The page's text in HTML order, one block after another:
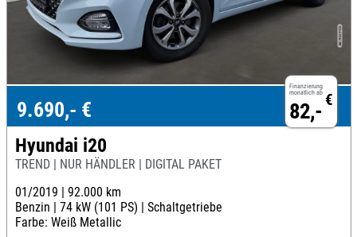
Finanzierung
monatlich ab €
82,-
9.690,- €
Hyundai i20
TREND | NUR HÄNDLER | DIGITAL PAKET
01/2019 | 92.000 km
Benzin | 74 kW (101 PS) | Schaltgetriebe
Farbe: Weiß Metallic